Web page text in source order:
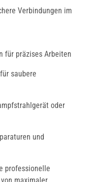
Verbindungen im
für präzises Arbeiten
saubere
oder
und
professionelle